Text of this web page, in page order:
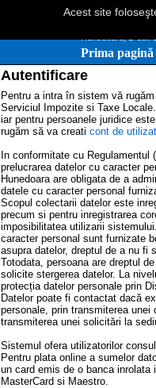
Prima pagină
Autentificare
Pentru a intra în sistem vă
Serviciul Impozite si Taxe
iar pentru persoanele juridice
rugăm să va creati cont de
In conformitate cu
prelucrarea datelor cu caracter
Hunedoara are obligata de a
datele cu caracter personal
Scopul colectarii datelor este
precum si pentru inregistrarea
imposibilitatea utilizarii
caracter personal sunt furnizate
asupra datelor, dreptul de a nu fi
Totodata, persoana are dreptul
solicite stergerea datelor. La
protecția datelor personale prin
Datelor poate fi contactat dacă
personale, prin transmiterea
transmiterea unei solicitări la
Sistemul ofera utilizatorilor
Pentru plata online a sumelor
un card emis de o banca
MasterCard si Maestro.
Acest site